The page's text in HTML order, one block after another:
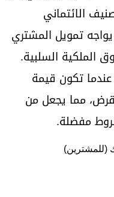
الائتماني
تمويل المشتري
السلبية.
تكون قيمة
مما يجعل من
مفضلة.
(للمشترين)